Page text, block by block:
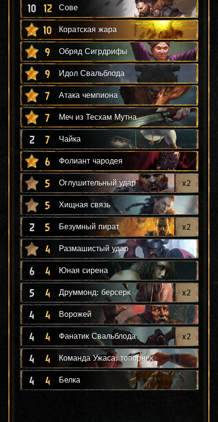
10 12 Сове
10 Коратская жара
9 Обряд Сигрдрифы
9 Идол Свальблода
7 Атака чемпиона
7 Меч из Тесхам Мутна
2 7 Чайка
6 Фолиант чародея
5 Оглушительный удар x2
5 Хищная связь
2 5 Безумный пират x2
4 Размашистый удар
6 4 Юная сирена
5 4 Друммонд: берсерк x2
4 4 Ворожей
4 4 Фанатик Свальблода x2
4 4 Команда Ужаса: топорник
4 4 Белка